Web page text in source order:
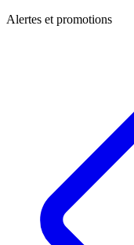
Alertes et promotions